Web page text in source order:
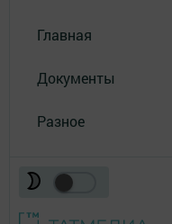
Главная
Документы
Разное